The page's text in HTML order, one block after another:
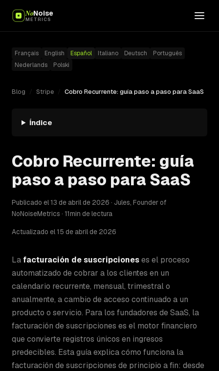
NoNoise
METRICS
Français English Español Italiano Deutsch
Português
Nederlands
Polski
Blog / Stripe / Cobro Recurrente: guía paso a paso para SaaS
Índice
Cobro Recurrente: guía
paso a paso para SaaS
Publicado el 13 de abril de 2026 · Jules, Founder of
NoNoiseMetrics · 11min de lectura
Actualizado el 15 de abril de 2026
La facturación de suscripcioneses el proceso
automatizado de cobrar a los clientes en un
calendario recurrente, mensual, trimestral o
anualmente, a cambio de acceso continuado a un
producto o servicio. Para los fundadores de SaaS, la
facturación de suscripciones es el motor financiero
que convierte registros únicos en ingresos
predecibles. Esta guía explica cómo funciona la
facturación de suscripciones de principio a fin: desde